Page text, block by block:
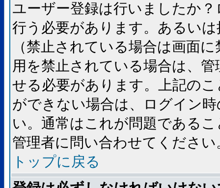
ユーザー登録は行いましたか
行う必要があります。あるい
（禁止されている場合は画面
用を禁止されている場合は、
せる必要があります。上記の
ができない場合は、ログイン
い。通常はこれが問題である
管理者に問い合わせてください
トップに戻る